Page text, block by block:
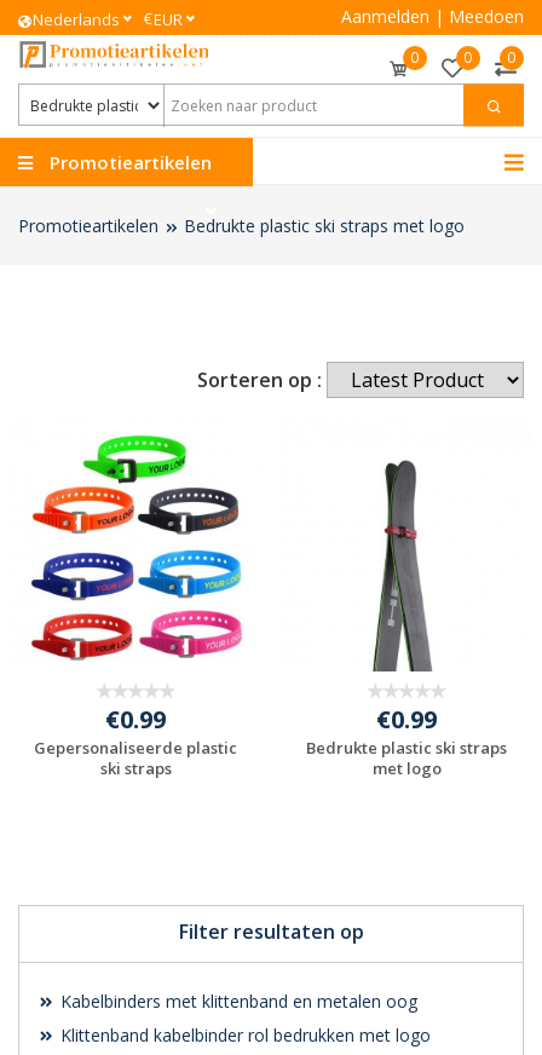
Nederlands €EUR Aanmelden | Meedoen
0 0 0
Promotieartikelen
Promotieartikelen Bedrukte plastic ski straps met logo
Filter resultaten op
Kabelbinders met klittenband en metalen oog
Klittenband kabelbinder rol bedrukken met logo
Sorteren op :
€0.99
Gepersonaliseerde plastic
ski straps
€0.99
Bedrukte plastic ski straps
met logo